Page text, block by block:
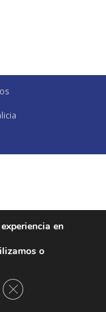
en
o
Cerrar el banner de